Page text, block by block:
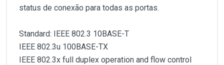
status de conexão para todas as portas.
Standard: IEEE 802.3 10BASE-T
IEEE 802.3u 100BASE-TX
IEEE 802.3x full duplex operation and flow control